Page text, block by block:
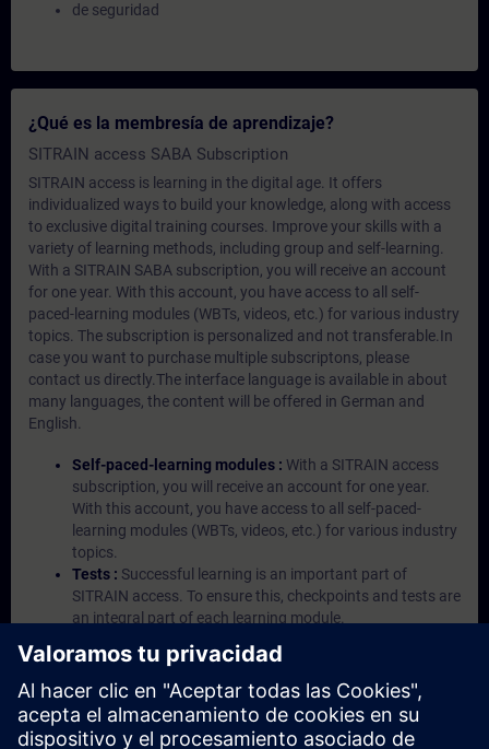
de seguridad
¿Qué es la membresía de aprendizaje?
SITRAIN access SABA Subscription
SITRAIN access is learning in the digital age. It offers
individualized ways to build your knowledge, along with access
to exclusive digital training courses. Improve your skills with a
variety of learning methods, including group and self-learning.
With a SITRAIN SABA subscription, you will receive an account
for one year. With this account, you have access to all self-
paced-learning modules (WBTs, videos, etc.) for various industry
topics. The subscription is personalized and not transferable.In
case you want to purchase multiple subscriptons, please
contact us directly.The interface language is available in about
many languages, the content will be offered in German and
English.
Self-paced-learning modules : With a SITRAIN access
subscription, you will receive an account for one year.
With this account, you have access to all self-paced-
learning modules (WBTs, videos, etc.) for various industry
topics.
Tests : Successful learning is an important part of
SITRAIN access. To ensure this, checkpoints and tests are
an integral part of each learning module.
based environment with pre-installed software ( TIA
Portal etc.) In your first SITRAIN access subscription two
(2) hours for VE Lab are included.
Expert Talks :In regular webinars, you will receive first-